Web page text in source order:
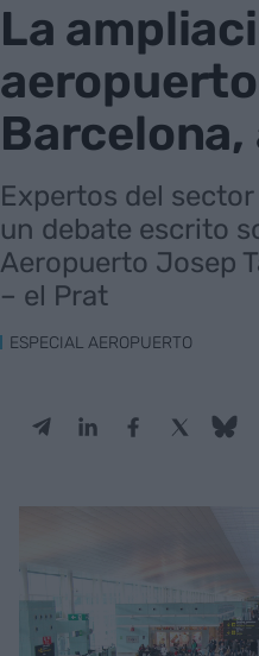
La
Barcelona,
Expertos del
un debate escrito
Aeropuerto Josep
– el Prat
ESPECIAL AEROPUERTO